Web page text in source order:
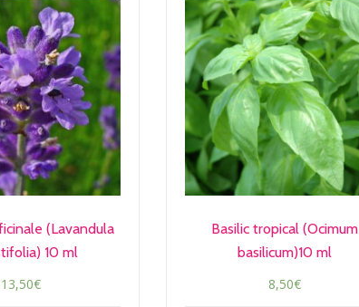
(Lavandula
10 ml
13,50€
Basilic tropical (Ocimum
basilicum)10 ml
8,50€